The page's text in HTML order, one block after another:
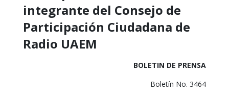
integrante del Consejo de
Participación Ciudadana de
Radio UAEM
BOLETIN DE PRENSA
Boletín No. 3464